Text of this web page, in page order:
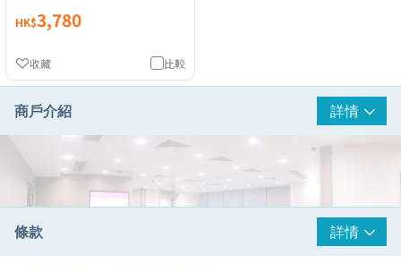
HK$3,780
比較
收藏
商戶介紹 詳情
條款 詳情